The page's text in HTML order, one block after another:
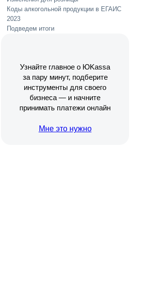
Коды алкогольной продукции в ЕГАИС
2023
Подведем итоги
Узнайте главное о ЮKassa
за пару минут, подберите
инструменты для своего
бизнеса — и начните
принимать платежи онлайн
Мне это нужно